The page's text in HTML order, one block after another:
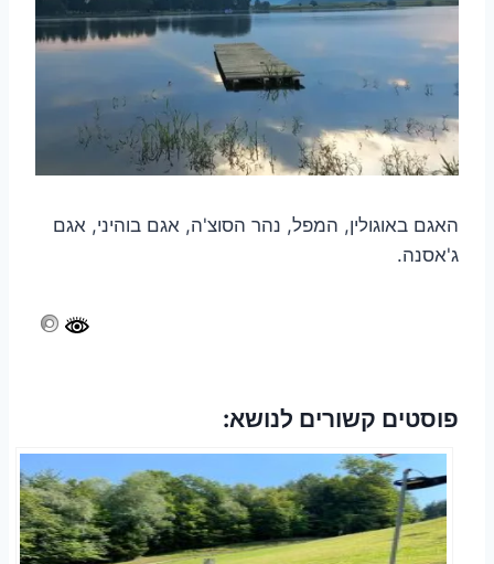
האגם באוגולין, המפל, נהר הסוצ'ה, אגם בוהיני, אגם
ג'אסנה.
פוסטים קשורים לנושא: